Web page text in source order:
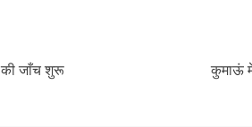
की जाँच शुरू
कुमाऊं में